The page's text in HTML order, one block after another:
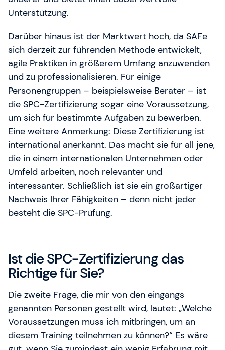
Unterstützung.
Darüber hinaus ist der Marktwert hoch, da SAFe
sich derzeit zur führenden Methode entwickelt,
agile Praktiken in größerem Umfang anzuwenden
und zu professionalisieren. Für einige
Personengruppen – beispielsweise Berater – ist
die SPC-Zertifizierung sogar eine Voraussetzung,
um sich für bestimmte Aufgaben zu bewerben.
Eine weitere Anmerkung: Diese Zertifizierung ist
international anerkannt. Das macht sie für all jene,
die in einem internationalen Unternehmen oder
Umfeld arbeiten, noch relevanter und
interessanter. Schließlich ist sie ein großartiger
Nachweis Ihrer Fähigkeiten – denn nicht jeder
besteht die SPC-Prüfung.
Ist die SPC-Zertifizierung das
Richtige für Sie?
Die zweite Frage, die mir von den eingangs
genannten Personen gestellt wird, lautet: „Welche
Voraussetzungen muss ich mitbringen, um an
diesem Training teilnehmen zu können?“ Es wäre